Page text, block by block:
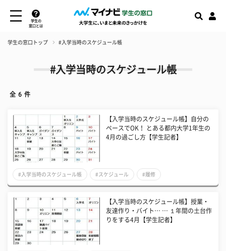
学生の
窓口とは
学生の窓口トップ #入学当時のスケジュール帳
#入学当時のスケジュール帳
全 6 件
【入学当時のスケジュール帳】自分の
ペースでOK！ とある都内大学1年生の
4月の過ごし方【学生記者】
#入学当時のスケジュール帳 #スケジュール #履修
【入学当時のスケジュール帳】授業・
友達作り・バイト… … １年間の土台作
りをする4月【学生記者】